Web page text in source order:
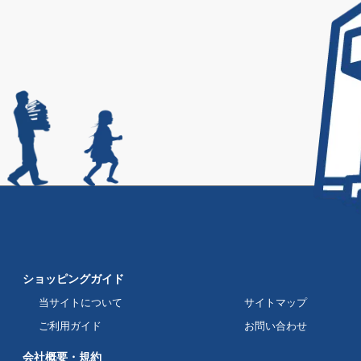
ショッピングガイド
当サイトについて
サイトマップ
ご利用ガイド
お問い合わせ
会社概要・規約